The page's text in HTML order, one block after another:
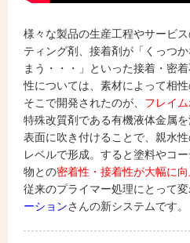
様々な製品の生産工程やサービ
ティング剤、接着剤が「くっつ
まう・・・」といった接着・密
性については、素材によって相性
そこで開発されたのが、 フレイ
特殊改質剤である有機液体金属
表面に吹き付けることで、親水
レベルで形成。すると塗料やコ
物との密着性・接着性が大幅に
従来のプライマー処理にとって変
ーションさんの新システムです。